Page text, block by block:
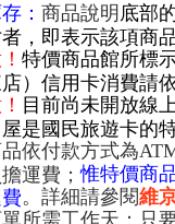
： 商品說明 底部
，即表示該項商
特價商品館所標
）信用卡消費請
目前尚未開放線
是國民旅遊卡的
依付款方式為
運費；惟特價商
。詳細請參閱維
所需工作天：只